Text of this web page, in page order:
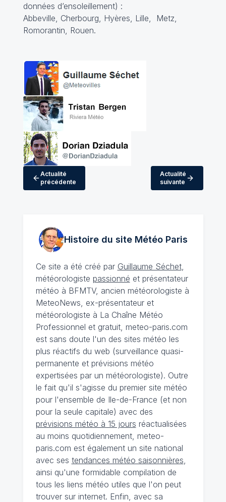
données d’ensoleillement) :
Abbeville, Cherbourg, Hyères, Lille, Metz,
Romorantin, Rouen.
Actualité
précédente
Actualité
suivante
Histoire du site MétéoParis
Ce site a été créé par Guillaume Séchet,
météorologiste passionné et présentateur
météo à BFMTV, ancien météorologiste à
MeteoNews, ex-présentateur et
météorologiste à La Chaîne Météo
Professionnel et gratuit, meteo-paris.com
est sans doute l'un des sites météo les
plus réactifs du web (surveillance quasi-
permanente et prévisions météo
expertisées par un météorologiste). Outre
le fait qu'il s'agisse du premier site météo
pour l'ensemble de Ile-de-France (et non
pour la seule capitale) avec des
prévisions météo à 15 jours réactualisées
au moins quotidiennement, meteo-
paris.com est également un site national
avec ses tendances météo saisonnières
ainsi qu'une formidable compilation de
tous les liens météo utiles que l'on peut
trouver sur internet. Enfin, avec sa